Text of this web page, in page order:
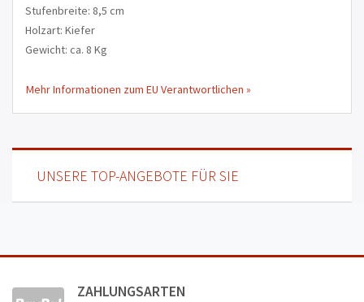
Stufenbreite: 8,5 cm
Holzart: Kiefer
Gewicht: ca. 8 Kg
Mehr Informationen zum EU Verantwortlichen »
UNSERE TOP-ANGEBOTE FÜR SIE
ZAHLUNGSARTEN